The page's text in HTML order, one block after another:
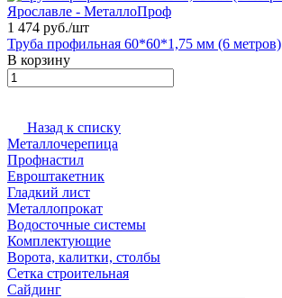
1 474 руб./шт
Труба профильная 60*60*1,75 мм (6 метров)
В корзину
Назад к списку
Металлочерепица
Профнастил
Евроштакетник
Гладкий лист
Металлопрокат
Водосточные системы
Комплектующие
Ворота, калитки, столбы
Сетка строительная
Сайдинг